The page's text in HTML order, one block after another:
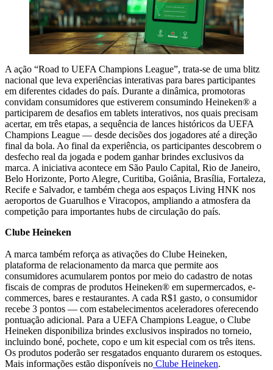
A ação “Road to UEFA Champions League”, trata-se de uma blitz
nacional que leva experiências interativas para bares participantes
em diferentes cidades do país. Durante a dinâmica, promotoras
convidam consumidores que estiverem consumindo Heineken® a
participarem de desafios em tablets interativos, nos quais precisam
acertar, em três etapas, a sequência de lances históricos da UEFA
Champions League — desde decisões dos jogadores até a direção
final da bola. Ao final da experiência, os participantes descobrem o
desfecho real da jogada e podem ganhar brindes exclusivos da
marca. A iniciativa acontece em São Paulo Capital, Rio de Janeiro,
Belo Horizonte, Porto Alegre, Curitiba, Goiânia, Brasília, Fortaleza,
Recife e Salvador, e também chega aos espaços Living HNK nos
aeroportos de Guarulhos e Viracopos, ampliando a atmosfera da
competição para importantes hubs de circulação do país.
Clube Heineken
A marca também reforça as ativações do Clube Heineken,
plataforma de relacionamento da marca que permite aos
consumidores acumularem pontos por meio do cadastro de notas
fiscais de compras de produtos Heineken® em supermercados, e-
commerces, bares e restaurantes. A cada R$1 gasto, o consumidor
recebe 3 pontos — com estabelecimentos aceleradores oferecendo
pontuação adicional. Para a UEFA Champions League, o Clube
Heineken disponibiliza brindes exclusivos inspirados no torneio,
incluindo boné, pochete, copo e um kit especial com os três itens.
Os produtos poderão ser resgatados enquanto durarem os estoques.
Mais informações estão disponíveis no Clube Heineken.